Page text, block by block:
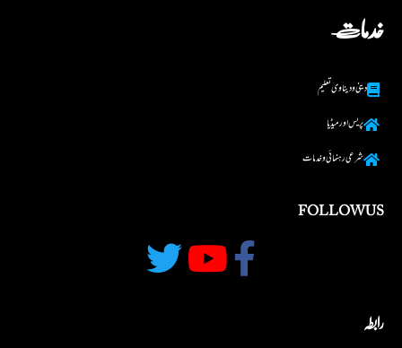
خدمات
دینی و دینا وی تعلیم
پریس اور میڈیا
شرعی رہنما ئی و خدمات
FOLLOW US
رابطہ